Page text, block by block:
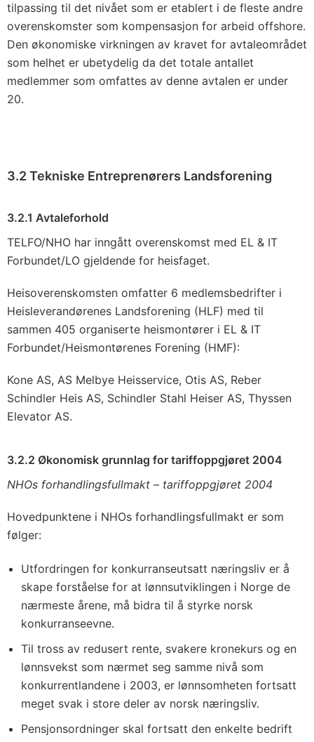
tilpassing til det nivået som er etablert i de fleste andre
overenskomster som kompensasjon for arbeid offshore.
Den økonomiske virkningen av kravet for avtaleområdet
som helhet er ubetydelig da det totale antallet
medlemmer som omfattes av denne avtalen er under
20.
3.2 Tekniske Entreprenørers Landsforening
3.2.1 Avtaleforhold
TELFO/NHO har inngått overenskomst med EL & IT
Forbundet/LO gjeldende for heisfaget.
Heisoverenskomsten omfatter 6 medlemsbedrifter i
Heisleverandørenes Landsforening (HLF) med til
sammen 405 organiserte heismontører i EL & IT
Forbundet/Heismontørenes Forening (HMF):
Kone AS, AS Melbye Heisservice, Otis AS, Reber
Schindler Heis AS, Schindler Stahl Heiser AS, Thyssen
Elevator AS.
3.2.2 Økonomisk grunnlag for tariffoppgjøret 2004
NHOs forhandlingsfullmakt – tariffoppgjøret 2004
Hovedpunktene i NHOs forhandlingsfullmakt er som
følger:
Utfordringen for konkurranseutsatt næringsliv er å
skape forståelse for at lønnsutviklingen i Norge de
nærmeste årene, må bidra til å styrke norsk
konkurranseevne.
Til tross av redusert rente, svakere kronekurs og en
lønnsvekst som nærmet seg samme nivå som
konkurrentlandene i 2003, er lønnsomheten fortsatt
meget svak i store deler av norsk næringsliv.
Pensjonsordninger skal fortsatt den enkelte bedrift